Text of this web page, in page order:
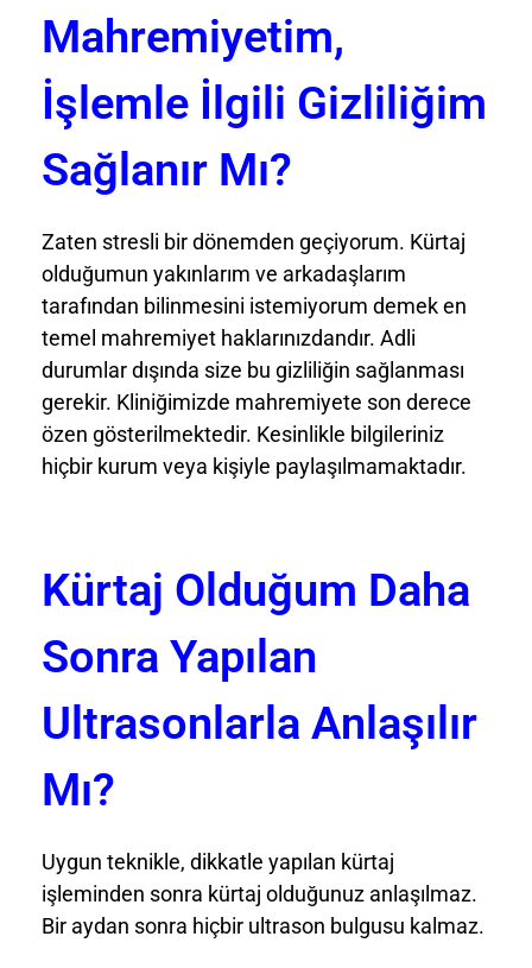
Mahremiyetim,
İşlemle İlgili Gizliliğim
Sağlanır Mı?
Zaten stresli bir dönemden geçiyorum. Kürtaj
olduğumun yakınlarım ve arkadaşlarım
tarafından bilinmesini istemiyorum demek en
temel mahremiyet haklarınızdandır. Adli
durumlar dışında size bu gizliliğin sağlanması
gerekir. Kliniğimizde mahremiyete son derece
özen gösterilmektedir. Kesinlikle bilgileriniz
hiçbir kurum veya kişiyle paylaşılmamaktadır.
Kürtaj Olduğum Daha
Sonra Yapılan
Ultrasonlarla Anlaşılır
Mı?
Uygun teknikle, dikkatle yapılan kürtaj
işleminden sonra kürtaj olduğunuz anlaşılmaz.
Bir aydan sonra hiçbir ultrason bulgusu kalmaz.